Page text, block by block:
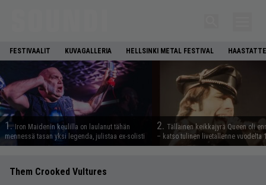
FESTIVAALIT KUVAGALLERIA HELLSINKI METAL FESTIVAL
1. Iron Maidenin keulilla on laulanut tähän
mennessä tasan yksi legenda, julistaa ex-solisti
2. Tällainen keikkajyrä Queen oli
– katso tulinen livetallenne vuodelta
Them Crooked Vultures